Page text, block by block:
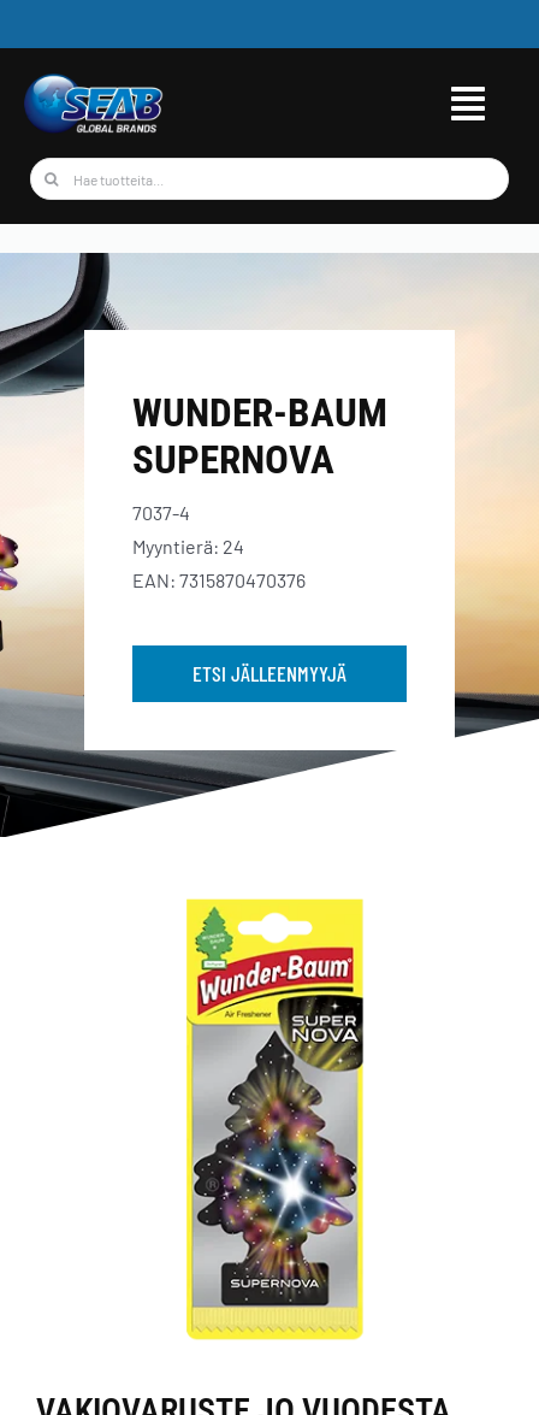
to
content
Etsi
WUNDER-BAUM
SUPERNOVA
7037-4
Myyntierä: 24
EAN: 7315870470376
ETSI JÄLLEENMYYJÄ